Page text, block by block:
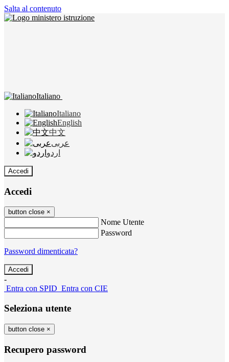
Salta al contenuto
Italiano
Italiano
English
中文
عربى
اردو
Accedi
Accedi
button close ×
Nome Utente
Password
Password dimenticata?
-
Entra con SPID Entra con CIE
Seleziona utente
button close ×
Recupero password